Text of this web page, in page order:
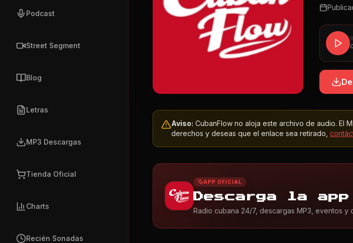
Podcast
Street Segment
Blog
Letras
MP3 Descargas
Tienda Oficial
Charts
Recién Sonadas
Aviso: CubanFlow no aloja este archivo de audio. El
derechos y deseas que el enlace sea retirado,
APP OFICIAL
Descarga la app
Radio cubana 24/7, descargas MP3, eventos